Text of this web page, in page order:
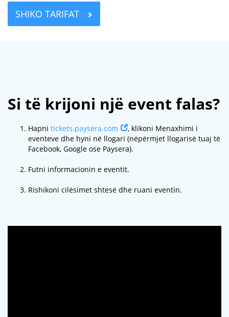
SHIKO TARIFAT
Si të krijoni një event falas?
Hapni tickets.paysera.com
, klikoni Menaxhimi i
eventeve dhe hyni në llogari (nëpërmjet llogarisë tuaj të
Facebook, Google ose Paysera).
Futni informacionin e eventit.
Rishikoni cilësimet shtesë dhe ruani eventin.